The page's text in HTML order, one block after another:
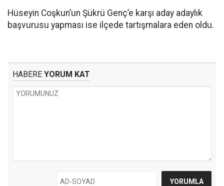
Hüseyin Coşkun’un Şükrü Genç’e karşı aday adaylık
başvurusu yapması ise ilçede tartışmalara eden oldu.
HABERE YORUM KAT